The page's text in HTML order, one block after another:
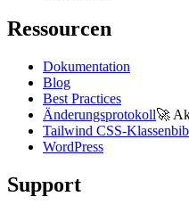
Ressourcen
Dokumentation
Blog
Best Practices
Änderungsprotokoll🚀
Tailwind CSS-
WordPress
Support